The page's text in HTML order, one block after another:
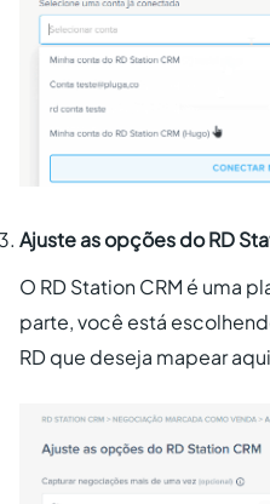
Ajuste as opções do RD
O RD Station CRM é uma
parte, você está
RD que deseja mapear